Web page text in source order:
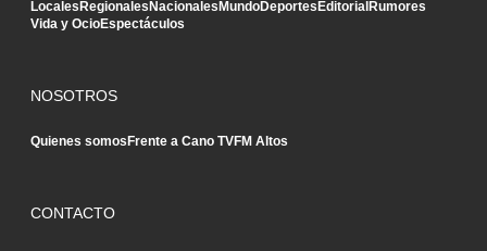
LocalesRegionalesNacionalesMundoDeportesEditorialRumores
Vida y OcioEspectáculos
NOSOTROS
Quienes somosFrente a Cano TVFM Altos
CONTACTO